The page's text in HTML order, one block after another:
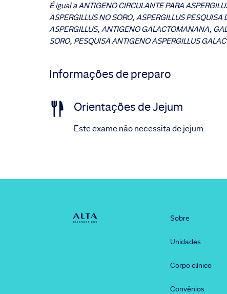
É igual aANTIGENO CIRCULANTE PARA
ASPERGILLUS NO SORO, ASPERGILLUS
ASPERGILLUS, ANTIGENO GALACTOMANANA,
SORO, PESQUISA ANTIGENO ASPERGILLUS
Informações de preparo
Orientações de Jejum
Este exame não necessita de jejum.
Sobre
Unidades
Corpo clínico
Convênios